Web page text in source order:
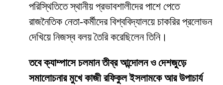
পরিস্থিতিতে স্থানীয় প্রভাবশালীদের পাশে পেতে
রাজনৈতিক নেতা-কর্মীদের বিশ্ববিদ্যালয়ে চাকরির প্রলোভন
দেখিয়ে নিজস্ব বলয় তৈরি করেছিলেন তিনি।
তবে ক্যাম্পাসে চলমান তীব্র আন্দোলন ও দেশজুড়ে
সমালোচনার মুখে কাজী রফিকুল ইসলামকে আর উপাচার্য